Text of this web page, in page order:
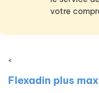
votre
<
Flexadin plus